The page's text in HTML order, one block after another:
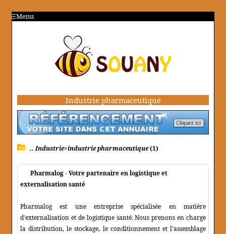
Menu
Industrie pharmaceutique
.. Industrie>industrie pharmaceutique(1)
Pharmalog - Votre partenaire en logistique et
externalisation santé
Pharmalog est une entreprise spécialisée en matière
d'externalisation et de logistique santé. Nous prenons en charge
la distribution, le stockage, le conditionnement et l'assemblage